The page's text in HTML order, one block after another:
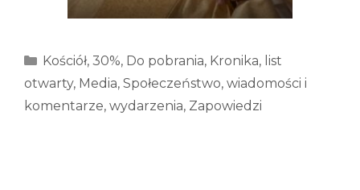
Kategorie
Kościół, 30%, Do pobrania, Kronika, list
otwarty, Media, Społeczeństwo, wiadomości i
komentarze, wydarzenia, Zapowiedzi